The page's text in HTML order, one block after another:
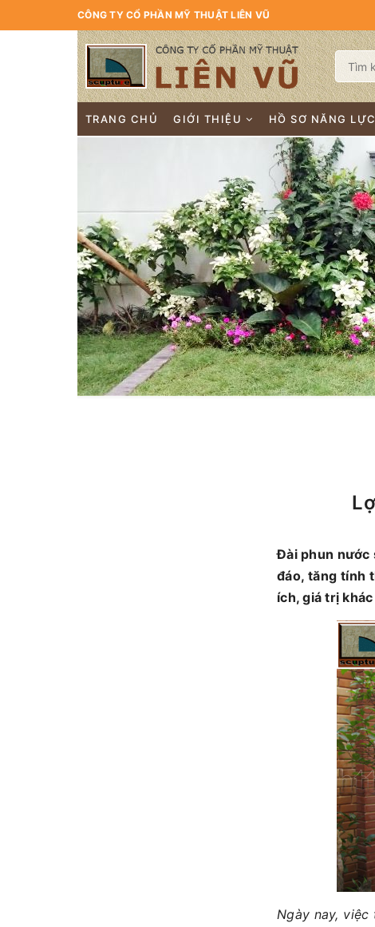
CÔNG TY CỔ PHẦN MỸ THUẬT LIÊN VŨ
TRANG CHỦ GIỚI THIỆU HỒ SƠ NĂNG LỰC
Đài phun nước
đáo, tăng tính
ích, giá trị
Ngày nay,